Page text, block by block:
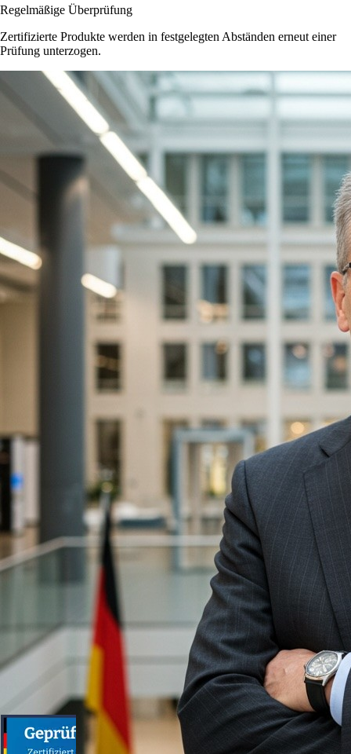
Regelmäßige Überprüfung
Zertifizierte Produkte werden in festgelegten Abständen erneut einer
Prüfung unterzogen.